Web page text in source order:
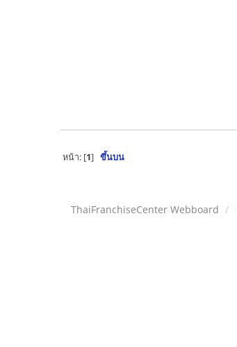
หน้า: [1] ขึ้นบน
ThaiFranchiseCenter Webboard